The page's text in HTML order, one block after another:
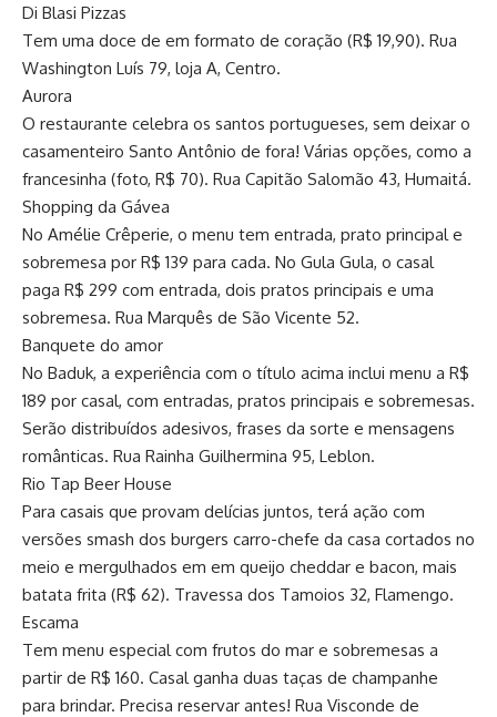
Di Blasi Pizzas
Tem uma doce de em formato de coração (R$ 19,90). Rua
Washington Luís 79, loja A, Centro.
Aurora
O restaurante celebra os santos portugueses, sem deixar o
casamenteiro Santo Antônio de fora! Várias opções, como a
francesinha (foto, R$ 70). Rua Capitão Salomão 43, Humaitá.
Shopping da Gávea
No Amélie Crêperie, o menu tem entrada, prato principal e
sobremesa por R$ 139 para cada. No Gula Gula, o casal
paga R$ 299 com entrada, dois pratos principais e uma
sobremesa. Rua Marquês de São Vicente 52.
Banquete do amor
No Baduk, a experiência com o título acima inclui menu a R$
189 por casal, com entradas, pratos principais e sobremesas.
Serão distribuídos adesivos, frases da sorte e mensagens
românticas. Rua Rainha Guilhermina 95, Leblon.
Rio Tap Beer House
Para casais que provam delícias juntos, terá ação com
versões smash dos burgers carro-chefe da casa cortados no
meio e mergulhados em em queijo cheddar e bacon, mais
batata frita (R$ 62). Travessa dos Tamoios 32, Flamengo.
Escama
Tem menu especial com frutos do mar e sobremesas a
partir de R$ 160. Casal ganha duas taças de champanhe
para brindar. Precisa reservar antes! Rua Visconde de